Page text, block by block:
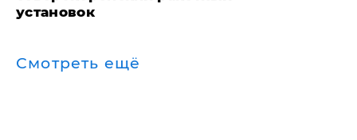
установок
Смотреть ещё